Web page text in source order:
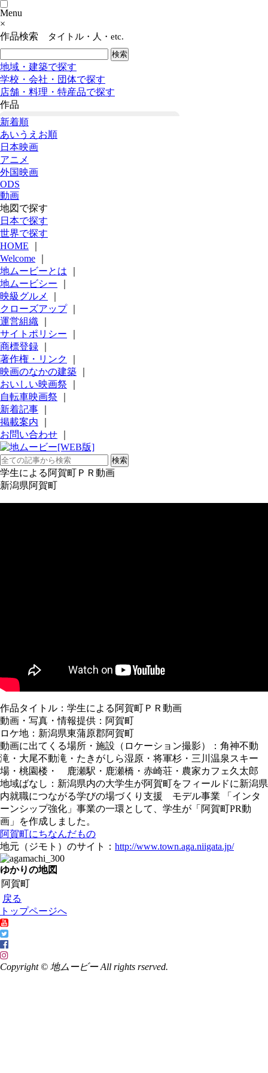
Menu
×
作品検索
タイトル・人・etc.
地域・建築で探す
学校・会社・団体で探す
店舗・料理・特産品で探す
作品
新着順
あいうえお順
日本映画
アニメ
外国映画
ODS
動画
地図で探す
日本で探す
世界で探す
HOME
Welcome
地ムービーとは
地ムービシー
映級グルメ
クローズアップ｜
運営組織
サイトポリシー
商標登録
著作権・リンク
映画のなかの建築
おいしい映画祭
自転車映画祭
新着記事
掲載案内
お問い合わせ
学生による阿賀町ＰＲ動画
新潟県阿賀町
作品タイトル：学生による阿賀町ＰＲ動画
動画・写真・情報提供：阿賀町
ロケ地：新潟県東蒲原郡阿賀町
動画に出てくる場所・施設（ロケーション撮影）：角神不動
滝・大尾不動滝・たきがしら湿原・将軍杉・三川温泉スキー
場・桃園楼・ 鹿瀬駅・鹿瀬橋・赤崎荘・農家カフェ久太郎
地域ばなし：新潟県内の大学生が阿賀町をフィールドに新潟県
内就職につながる学びの場づくり支援 モデル事業 「インタ
ーンシップ強化」事業の一環として、学生が「阿賀町PR動
画」を作成しました。
阿賀町にちなんだもの
地元（ジモト）のサイト： http://www.town.aga.niigata.jp/
ゆかりの地図
阿賀町
戻る
トップページへ
Copyright © 地ムービー All rights rserved.